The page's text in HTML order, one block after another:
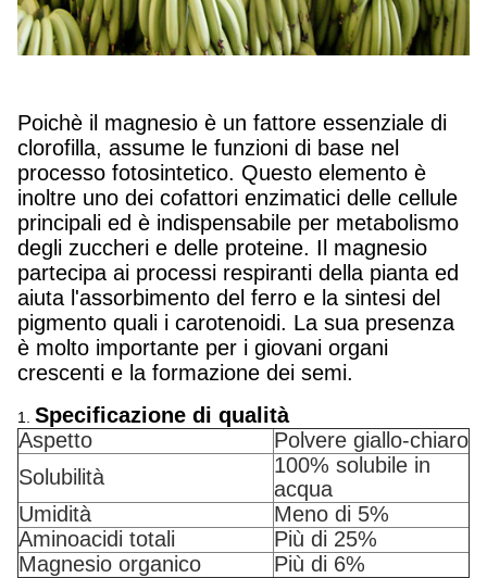
Poichè il magnesio è un fattore essenziale di
clorofilla, assume le funzioni di base nel
processo fotosintetico. Questo elemento è
inoltre uno dei cofattori enzimatici delle cellule
principali ed è indispensabile per metabolismo
degli zuccheri e delle proteine. Il magnesio
partecipa ai processi respiranti della pianta ed
aiuta l'assorbimento del ferro e la sintesi del
pigmento quali i carotenoidi. La sua presenza
è molto importante per i giovani organi
crescenti e la formazione dei semi.
1. Specificazione di qualità
Aspetto
Polvere giallo-chiaro
Solubilità
100% solubile in
acqua
Umidità
Meno di 5%
Aminoacidi totali
Più di 25%
Magnesio organico
Più di 6%